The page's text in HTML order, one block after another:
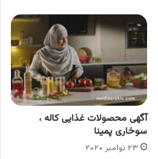
آگهی محصولات غذایی کاله ،
سوخاری پمینا
۲۳ نوامبر ۲۰۲۰